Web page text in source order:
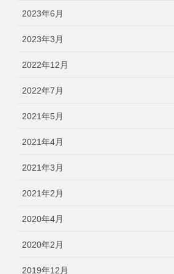
2023年6月
2023年3月
2022年12月
2022年7月
2021年5月
2021年4月
2021年3月
2021年2月
2020年4月
2020年2月
2019年12月